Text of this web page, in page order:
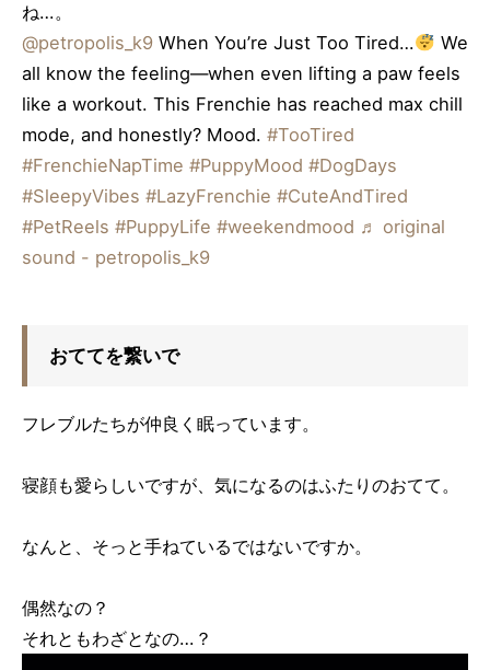
ね…。
@petropolis_k9 When You’re Just Too Tired…
We
all know the feeling—when even lifting a paw feels
like a workout. This Frenchie has reached max chill
mode, and honestly? Mood. #TooTired
#FrenchieNapTime #PuppyMood #DogDays
#SleepyVibes #LazyFrenchie #CuteAndTired
#PetReels #PuppyLife #weekendmood ♬ original
sound - petropolis_k9
おててを繋いで
フレブルたちが仲良く眠っています。
寝顔も愛らしいですが、気になるのはふたりのおてて。
なんと、そっと手ねているではないですか。
偶然なの？
それともわざとなの…？